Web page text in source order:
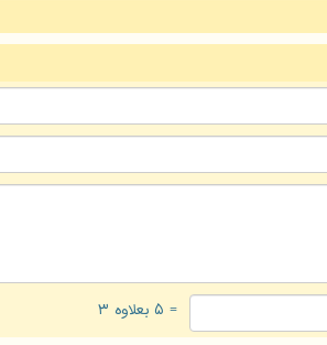
= ۵ بعلاوه ۳